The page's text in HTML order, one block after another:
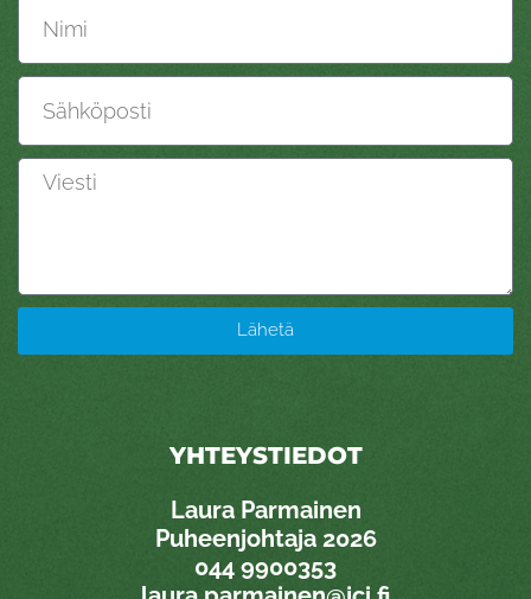
Lähetä
YHTEYSTIEDOT
Laura Parmainen
Puheenjohtaja 2026
044 9900353